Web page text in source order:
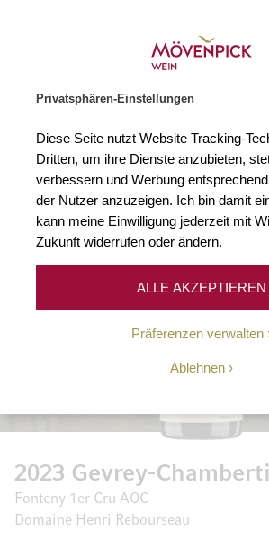
Privatsphären-Einstellungen
Diese Seite nutzt Website Tracking-
Dritten, um ihre Dienste anzubieten,
verbessern und Werbung
der Nutzer anzuzeigen. Ich bin damit
kann meine Einwilligung jederzeit mit
Zukunft widerrufen oder ändern.
Präferenzen verwalten
Ablehnen
ALLE AKZEPTIEREN
2023 Gevrey-
Fonteny 1er Cru AOC
Domaine Henri Rebourseau
Zum Ende der